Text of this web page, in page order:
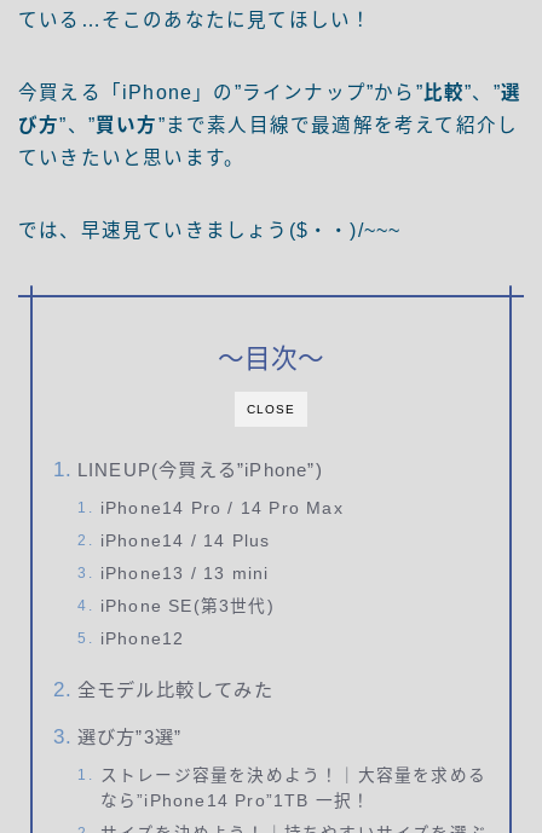
ている…そこのあなたに見てほしい！
今買える「iPhone」の”ラインナップ”から” 比較”、”選
び方”、”買い方”まで素人目線で最適解を考えて紹介し
ていきたいと思います。
では、早速見ていきましょう($・・)/~~~
CLOSE
～目次～
LINEUP(今買える”iPhone”)
iPhone14 Pro / 14 Pro Max
iPhone14 / 14 Plus
iPhone13 / 13 mini
iPhone SE(第3世代)
iPhone12
全モデル比較してみた
選び方”3選”
ストレージ容量を決めよう！｜大容量を求める
なら”iPhone14 Pro”1TB 一択！